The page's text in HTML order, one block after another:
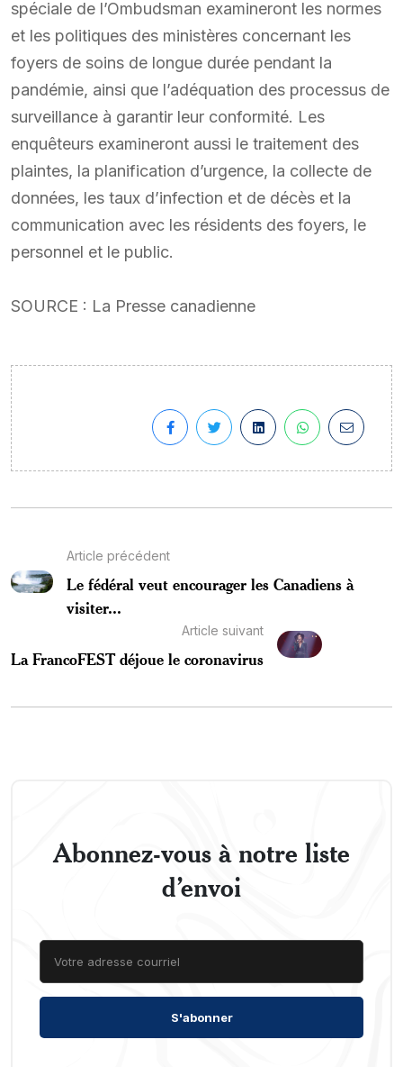
spéciale de l’Ombudsman examineront les normes
et les politiques des ministères concernant les
foyers de soins de longue durée pendant la
pandémie, ainsi que l’adéquation des processus de
surveillance à garantir leur conformité. Les
enquêteurs examineront aussi le traitement des
plaintes, la planification d’urgence, la collecte de
données, les taux d’infection et de décès et la
communication avec les résidents des foyers, le
personnel et le public.
SOURCE : La Presse canadienne
Article précédent
Le fédéral veut encourager les Canadiens à
visiter...
Article suivant
La FrancoFEST déjoue le coronavirus
Abonnez-vous à notre liste
d’envoi